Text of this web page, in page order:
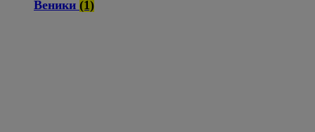
Веники (1)